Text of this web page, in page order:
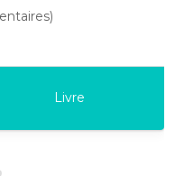
Livre